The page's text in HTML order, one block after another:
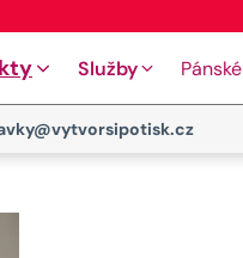
Služby Pánské